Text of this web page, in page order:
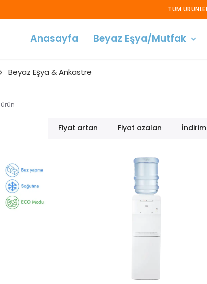
Anasayfa Beyaz Eşya/Mutfak
Beyaz Eşya & Ankastre
ürün
Fiyat artan Fiyat azalan